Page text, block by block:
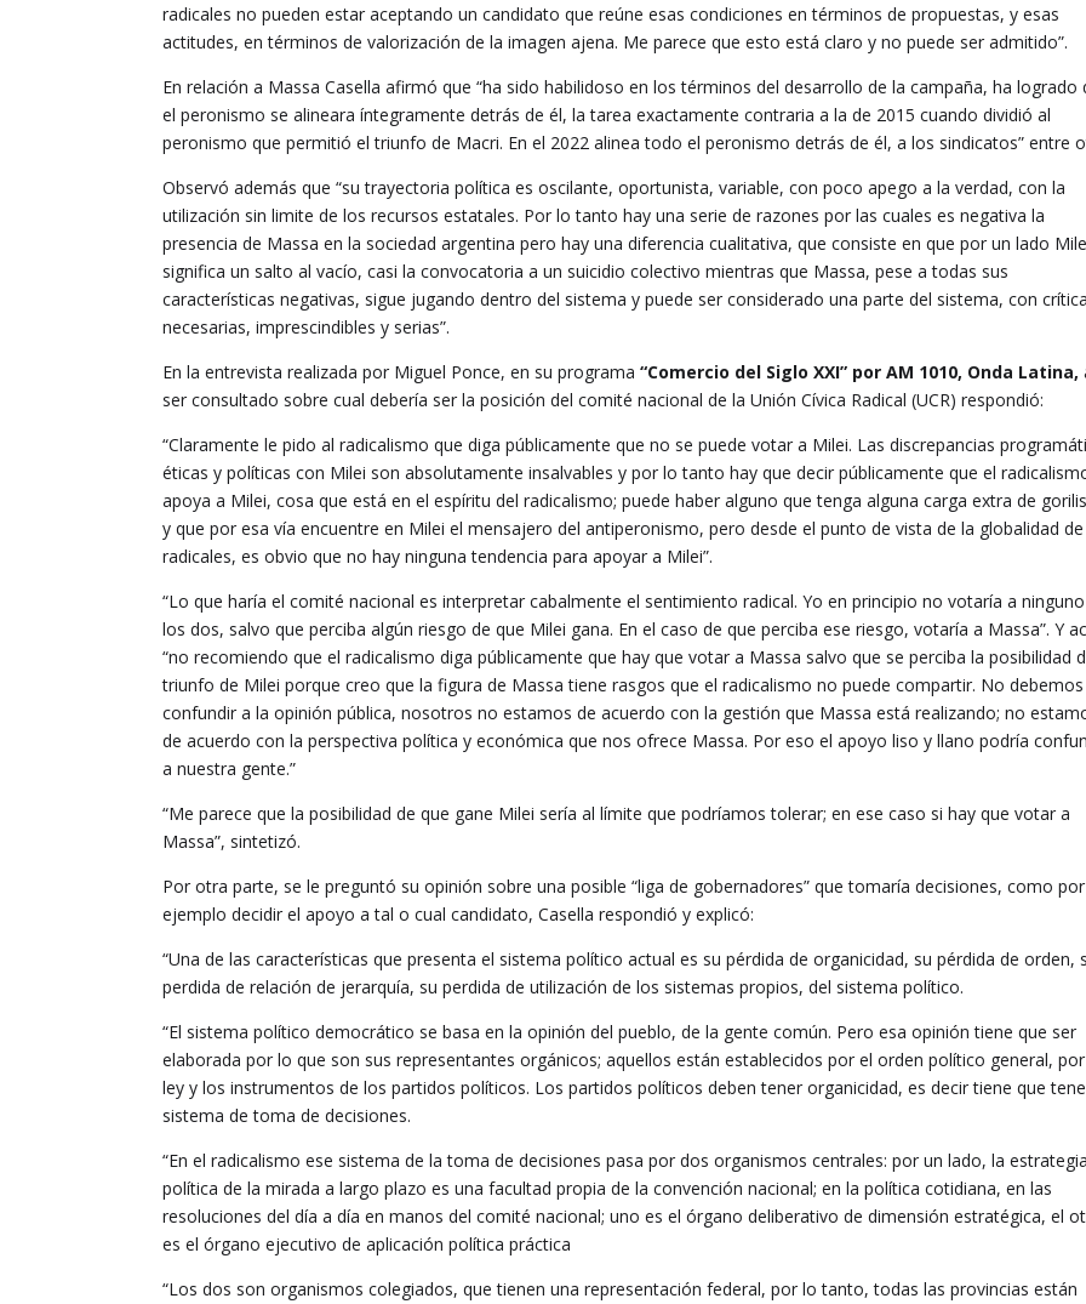
radicales no pueden estar aceptando un candidato que reúne esas condiciones en términos de propuestas, y esas
actitudes, en términos de valorización de la imagen ajena. Me parece que esto está claro y no puede ser admitido”.
En relación a Massa Casella afirmó que “ha sido habilidoso en los términos del desarrollo de la campaña, ha logrado
el peronismo se alineara íntegramente detrás de él, la tarea exactamente contraria a la de 2015 cuando dividió al
peronismo que permitió el triunfo de Macri. En el 2022 alinea todo el peronismo detrás de él, a los sindicatos” entre
Observó además que “su trayectoria política es oscilante, oportunista, variable, con poco apego a la verdad, con la
utilización sin limite de los recursos estatales. Por lo tanto hay una serie de razones por las cuales es negativa la
presencia de Massa en la sociedad argentina pero hay una diferencia cualitativa, que consiste en que por un lado
significa un salto al vacío, casi la convocatoria a un suicidio colectivo mientras que Massa, pese a todas sus
características negativas, sigue jugando dentro del sistema y puede ser considerado una parte del sistema, con
necesarias, imprescindibles y serias”.
En la entrevista realizada por Miguel Ponce, en su programa“Comercio del Siglo XXI” por AM 1010, Onda Latina,
ser consultado sobre cual debería ser la posición del comité nacional de la Unión Cívica Radical (UCR) respondió:
“Claramente le pido al radicalismo que diga públicamente que no se puede votar a Milei. Las discrepancias
éticas y políticas con Milei son absolutamente insalvables y por lo tanto hay que decir públicamente que el
apoya a Milei, cosa que está en el espíritu del radicalismo; puede haber alguno que tenga alguna carga extra de
y que por esa vía encuentre en Milei el mensajero del antiperonismo, pero desde el punto de vista de la globalidad
radicales, es obvio que no hay ninguna tendencia para apoyar a Milei”.
“Lo que haría el comité nacional es interpretar cabalmente el sentimiento radical. Yo en principio no votaría a
los dos, salvo que perciba algún riesgo de que Milei gana. En el caso de que perciba ese riesgo, votaría a Massa”. Y
“no recomiendo que el radicalismo diga públicamente que hay que votar a Massa salvo que se perciba la posibilidad
triunfo de Milei porque creo que la figura de Massa tiene rasgos que el radicalismo no puede compartir. No debemos
confundir a la opinión pública, nosotros no estamos de acuerdo con la gestión que Massa está realizando; no
de acuerdo con la perspectiva política y económica que nos ofrece Massa. Por eso el apoyo liso y llano podría
a nuestra gente.”
“Me parece que la posibilidad de que gane Milei sería al límite que podríamos tolerar; en ese caso si hay que votar a
Massa”, sintetizó.
Por otra parte, se le preguntó su opinión sobre una posible “liga de gobernadores” que tomaría decisiones, como por
ejemplo decidir el apoyo a tal o cual candidato, Casella respondió y explicó:
“Una de las características que presenta el sistema político actual es su pérdida de organicidad, su pérdida de orden,
perdida de relación de jerarquía, su perdida de utilización de los sistemas propios, del sistema político.
“El sistema político democrático se basa en la opinión del pueblo, de la gente común. Pero esa opinión tiene que ser
elaborada por lo que son sus representantes orgánicos; aquellos están establecidos por el orden político general,
ley y los instrumentos de los partidos políticos. Los partidos políticos deben tener organicidad, es decir tiene que
sistema de toma de decisiones.
“En el radicalismo ese sistema de la toma de decisiones pasa por dos organismos centrales: por un lado, la estrategia
política de la mirada a largo plazo es una facultad propia de la convención nacional; en la política cotidiana, en las
resoluciones del día a día en manos del comité nacional; uno es el órgano deliberativo de dimensión estratégica, el
es el órgano ejecutivo de aplicación política práctica
“Los dos son organismos colegiados, que tienen una representación federal, por lo tanto, todas las provincias están